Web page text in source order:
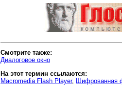
Смотрите также:
Диалоговое окно
На этот термин ссылаются:
Macromedia Flash Player, Шифрованная